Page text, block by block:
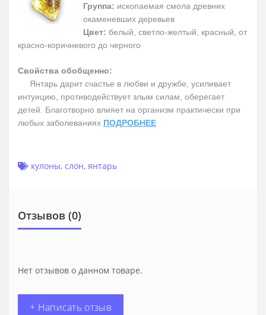
Группа: ископаемая смола древних
окаменевших деревьев
Цвет: белый, светло-желтый, красный, от
красно-коричневого до черного
Свойства обобщенно:
Янтарь дарит счастье в любви и дружбе, усиливает
интуицию, противодействует злым силам, оберегает
детей. Благотворно влияет на организм практически при
любых заболеваниях ПОДРОБНЕЕ
кулоны, слон, янтарь
Отзывов (0)
Нет отзывов о данном товаре.
+ Написать отзыв